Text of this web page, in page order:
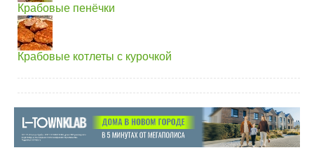
Крабовые пенёчки
Крабовые котлеты с курочкой